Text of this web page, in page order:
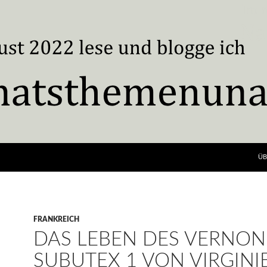
FRANKREICH
DAS LEBEN DES VERNON
SUBUTEX 1 VON